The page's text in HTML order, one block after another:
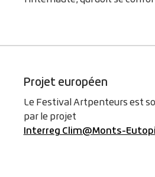
Projet européen
Le Festival Artpenteurs est
par le projet
Interreg Clim@Monts-